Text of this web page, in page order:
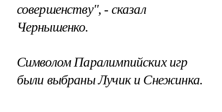
совершенству", - сказал
Чернышенко.
Символом Паралимпийских игр
были выбраны Лучик и Снежинка.